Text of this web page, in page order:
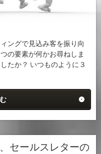
ングで見込み客を振り向
の要素が何かお尋ねしま
たか？ いつものように３
セールスレターの